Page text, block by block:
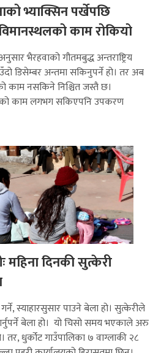
भ्याक्सिन पर्खेपछि
विमानस्थलको काम रोकियो
भैरहवाको गौतमबुद्ध अन्तराष्ट्रिय
डिसेम्बर अन्तमा सकिनुपर्ने हो। तर अब
काम नसकिने निश्चित जस्तै छ।
काम लगभग सकिएपनि उपकरण
महिना दिनकी सुत्केरी
स्याहारसुसार पाउने बेला हो। सुत्केरीले
बेला हो। यो चिसो समय भएकाले अरु
तर, धुर्कोट गाउँपालिका ७ वाग्लाकी २८